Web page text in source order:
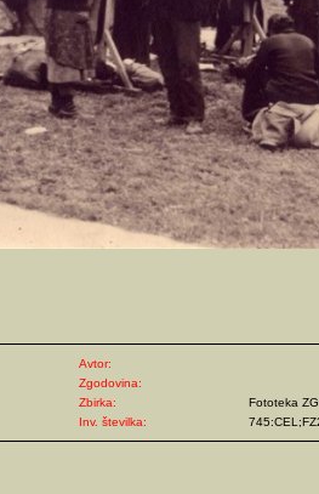
Avtor:
Zgodovina:
Zbirka:
Fototeka
Inv. številka: